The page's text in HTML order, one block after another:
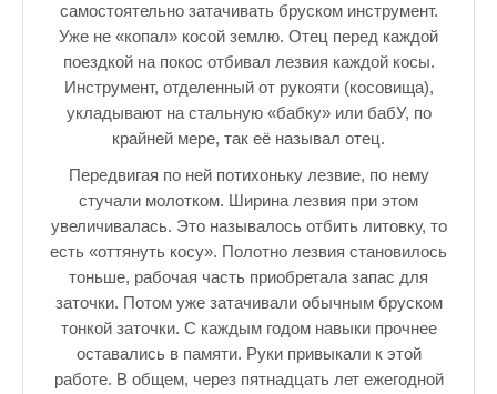
самостоятельно затачивать бруском инструмент.
Уже не «копал» косой землю. Отец перед каждой
поездкой на покос отбивал лезвия каждой косы.
Инструмент, отделенный от рукояти (косовища),
укладывают на стальную «бабку» или бабУ, по
крайней мере, так её называл отец.
Передвигая по ней потихоньку лезвие, по нему
стучали молотком. Ширина лезвия при этом
увеличивалась. Это называлось отбить литовку, то
есть «оттянуть косу». Полотно лезвия становилось
тоньше, рабочая часть приобретала запас для
заточки. Потом уже затачивали обычным бруском
тонкой заточки. С каждым годом навыки прочнее
оставались в памяти. Руки привыкали к этой
работе. В общем, через пятнадцать лет ежегодной